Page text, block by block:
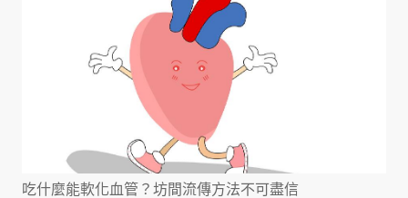
吃什麼能軟化血管？坊間流傳方法不可盡信